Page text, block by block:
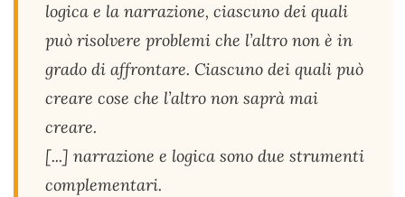
logica e la narrazione, ciascuno dei quali
può risolvere problemi che l’altro non è in
grado di affrontare. Ciascuno dei quali può
creare cose che l’altro non saprà mai
creare.
[...] narrazione e logica sono due strumenti
complementari.